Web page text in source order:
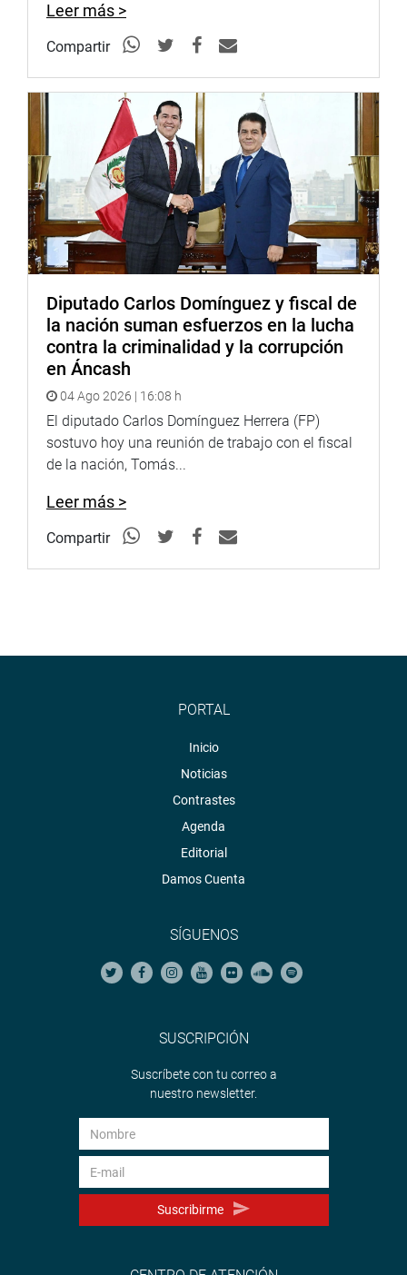
Leer más >
Compartir
Diputado Carlos Domínguez y fiscal de
la nación suman esfuerzos en la lucha
contra la criminalidad y la corrupción
en Áncash
04 Ago 2026 | 16:08 h
El diputado Carlos Domínguez Herrera (FP)
sostuvo hoy una reunión de trabajo con el fiscal
de la nación, Tomás...
Leer más >
Compartir
PORTAL
Inicio
Noticias
Contrastes
Agenda
Editorial
Damos Cuenta
SÍGUENOS
SUSCRIPCIÓN
Suscríbete con tu correo a
nuestro newsletter.
Suscribirme